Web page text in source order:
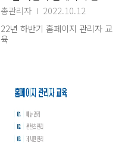
총관리자
2022.10.12
22년 하반기 홈페이지 관리자 교
육